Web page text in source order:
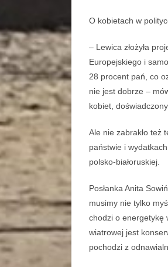
O kobietach w
– Lewica złożyła
Europejskiego i
28 procent pań, co
nie jest dobrze –
kobiet,
Ale nie zabrakło też
państwie i
polsko-białoruskiej.
Posłanka Anita
musimy nie tylko
chodzi o energetykę
wiatrowej jest
pochodzi z